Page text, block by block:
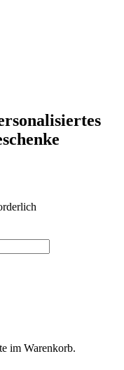
im Warenkorb.